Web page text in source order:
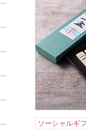
ソーシャルギ